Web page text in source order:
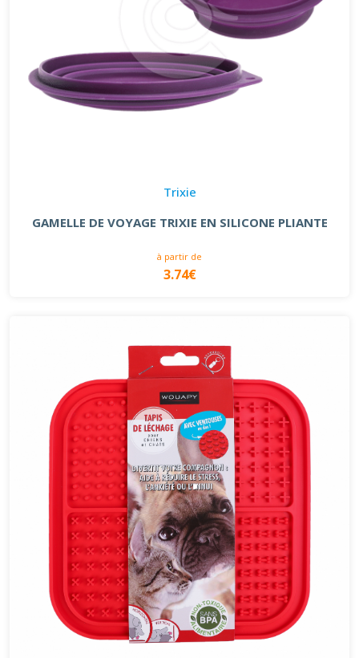
Trixie
GAMELLE DE VOYAGE TRIXIE EN SILICONE PLIANTE
à partir de
3.74€